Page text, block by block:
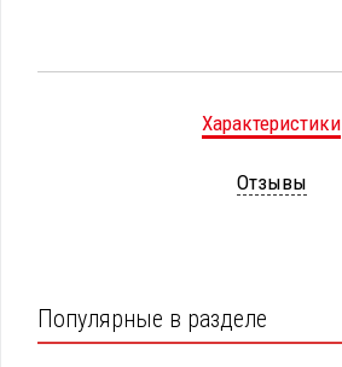
Характеристики
Отзывы
Популярные в разделе